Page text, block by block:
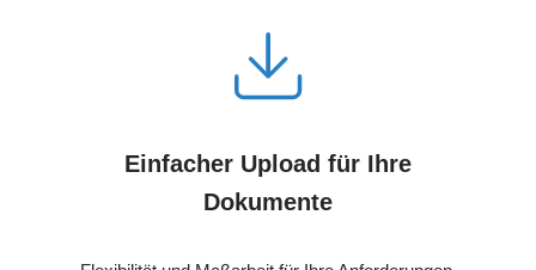
Einfacher Upload für Ihre
Dokumente